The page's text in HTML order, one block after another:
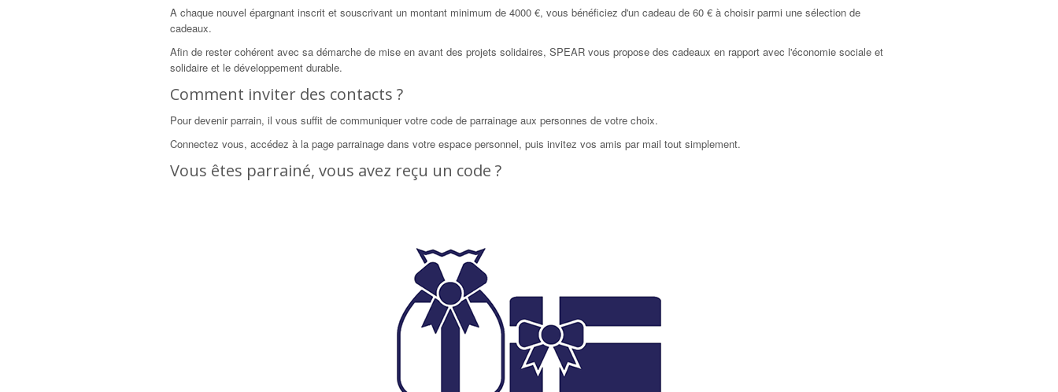
A chaque nouvel épargnant inscrit et souscrivant un montant minimum de 4000 €, vous bénéficiez d'un cadeau de 60 € à choisir parmi une sélection de
cadeaux.
Afin de rester cohérent avec sa démarche de mise en avant des projets solidaires, SPEAR vous propose des cadeaux en rapport avec l'économie sociale et
solidaire et le développement durable.
Comment inviter des contacts ?
Pour devenir parrain, il vous suffit de communiquer votre code de parrainage aux personnes de votre choix.
Connectez vous, accédez à la page parrainage dans votre espace personnel, puis invitez vos amis par mail tout simplement.
Vous êtes parrainé, vous avez reçu un code ?